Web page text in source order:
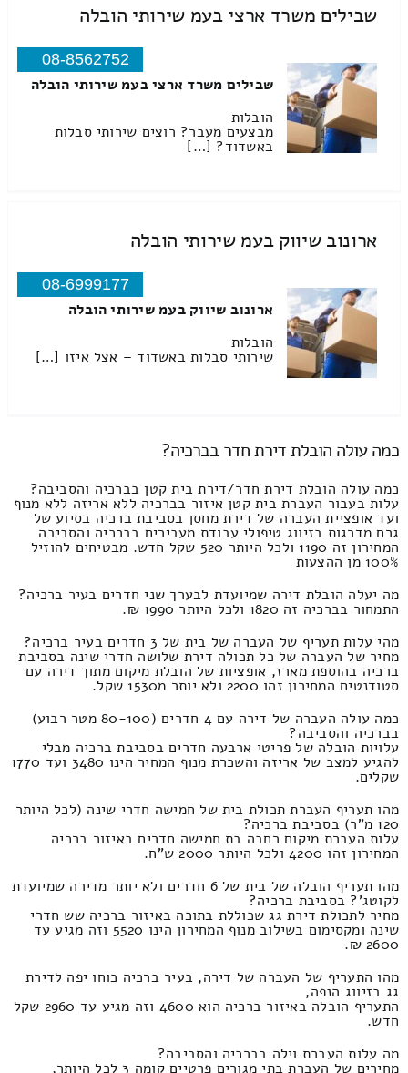
שבילים משרד ארצי בעמ שירותי הובלה
08-8562752
שבילים משרד ארצי בעמ שירותי הובלה
הובלות
מבצעים מעבר? רוצים שירותי סבלות
באשדוד? […]
ארונוב שיווק בעמ שירותי הובלה
08-6999177
ארונוב שיווק בעמ שירותי הובלה
הובלות
שירותי סבלות באשדוד – אצל איזו […]
כמה עולה הובלת דירת חדר בברכיה?
כמה עולה הובלת דירת חדר/דירת בית קטן בברכיה והסביבה?
עלות בעבור העברת בית קטן איזור בברכיה ללא אריזה ללא מנוף
ועד אופציית העברה של דירת מחסן בסביבת ברכיה בסיוע של
גרם מדרגות בזיווג טיפולי עבודת מעבירים בברכיה והסביבה
המחירון זה 1190 ולכל היותר 520 שקל חדש. מבטיחים להוזיל
100% מן ההצעות
מה יעלה הובלת דירה שמיועדת לבערך שני חדרים בעיר ברכיה?
התמחור בברכיה זה 1820 ולכל היותר 1990 ₪.
מהי עלות תעריף של העברה של בית של 3 חדרים בעיר ברכיה?
מחיר של העברה של כל תכולה דירת שלושה חדרי שינה בסביבת
ברכיה בהוספת מארז, אופציות של הובלת מיקום מתוך דירה עם
סטודנטים המחירון זהו 2200 ולא יותר מ1530 שקל.
כמה עולה העברה של דירה עם 4 חדרים (80-100 מטר רבוע)
בברכיה והסביבה?
עלויות הובלה של פריטי ארבעה חדרים בסביבת ברכיה מבלי
להגיע למצב של אריזה והשכרת מנוף המחיר הינו 3480 ועד 1770
שקלים.
מהו תעריף העברת תכולת בית של חמישה חדרי שינה (לכל היותר
120 מ"ר) בסביבת ברכיה?
עלות העברת מיקום רחבה בת חמישה חדרים באיזור ברכיה
המחירון זהו 4200 ולכל היותר 2000 ש"ח.
מהו תעריף הובלה של בית של 6 חדרים ולא יותר מדירה שמיועדת
לקוטג'? בסביבת ברכיה?
מחיר לתכולת דירת גג שכוללת בתוכה באיזור ברכיה שש חדרי
שינה ומקסימום בשילוב מנוף המחירון הינו 5520 וזה מגיע עד
2600 ₪.
מהו התעריף של העברה של דירה, בעיר ברכיה כוחו יפה לדירת
גג בזיווג הנפה,
התעריף הובלה באיזור ברכיה הוא 4600 וזה מגיע עד 2960 שקל
חדש.
מה עלות העברת וילה בברכיה והסביבה?
מחירים של העברת בתי מגורים פרטיים קומה 3 לכל היותר,